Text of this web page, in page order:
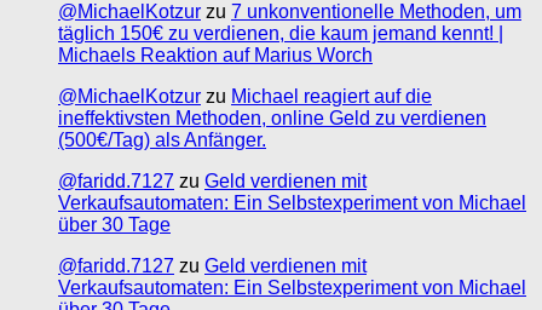
@MichaelKotzur zu 7 unkonventionelle Methoden, um
täglich 150€ zu verdienen, die kaum jemand kennt! |
Michaels Reaktion auf Marius Worch
@MichaelKotzur zu Michael reagiert auf die
ineffektivsten Methoden, online Geld zu verdienen
(500€/Tag) als Anfänger.
@faridd.7127 zu Geld verdienen mit
Verkaufsautomaten: Ein Selbstexperiment von Michael
über 30 Tage
@faridd.7127 zu Geld verdienen mit
Verkaufsautomaten: Ein Selbstexperiment von Michael